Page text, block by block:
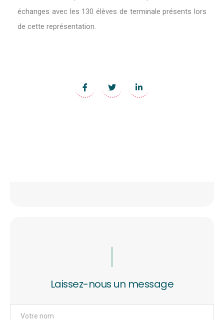
échanges avec les 130 élèves de terminale présents lors
de cette représentation.
Laissez-nous un message